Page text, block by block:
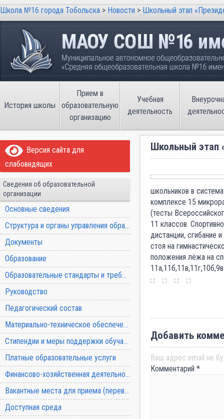
Школа №16 города Тобольска > Новости > Школьный этап
Школа №16 города Тобольска
Муниципальное автономное
имени В.П. Неймышева
История школы
Прием в
образовательную
организацию
Учебная
деятельность
Версия сайта для
слабовидящих
Сведения об образовательной
организации
Основные сведения
Структура и органы управления образовательной организацией
Документы
Образование
Образовательные стандарты и требования
Руководство
Педагогический состав
Материально-техническое обеспечение и оснащенность образовательного процесса
Стипендии и меры поддержки обучающихся
Платные образовательные услуги
Финансово-хозяйственная деятельность
Вакантные места для приема (перевода) обучающихся
Доступная среда
Школьный этап
школьников в
комплексе 15
(тесты
11 классов.
дистанции, сгибание
стоя на
положения лёжа на
Добавить
Ваш адрес email не
Комментарий *